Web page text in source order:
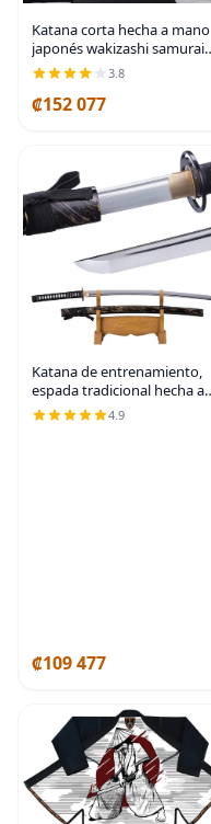
Katana corta hecha a mano
japonés wakizashi samurai
espada doblada hoja de
acero
3.8
₡152 077
Katana de entrenamiento,
espada tradicional hecha a
mano, Katanas de espiga
4.9
₡109 477